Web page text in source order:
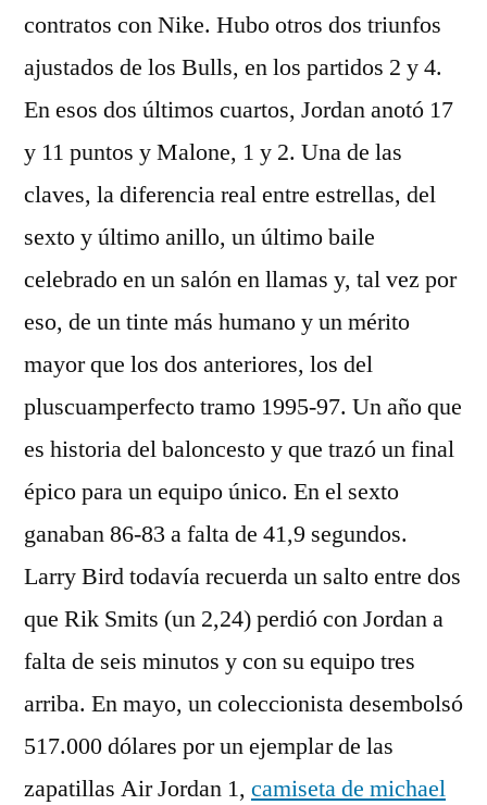
contratos con Nike. Hubo otros dos triunfos
ajustados de los Bulls, en los partidos 2 y 4.
En esos dos últimos cuartos, Jordan anotó 17
y 11 puntos y Malone, 1 y 2. Una de las
claves, la diferencia real entre estrellas, del
sexto y último anillo, un último baile
celebrado en un salón en llamas y, tal vez por
eso, de un tinte más humano y un mérito
mayor que los dos anteriores, los del
pluscuamperfecto tramo 1995-97. Un año que
es historia del baloncesto y que trazó un final
épico para un equipo único. En el sexto
ganaban 86-83 a falta de 41,9 segundos.
Larry Bird todavía recuerda un salto entre dos
que Rik Smits (un 2,24) perdió con Jordan a
falta de seis minutos y con su equipo tres
arriba. En mayo, un coleccionista desembolsó
517.000 dólares por un ejemplar de las
zapatillas Air Jordan 1, camiseta de michael